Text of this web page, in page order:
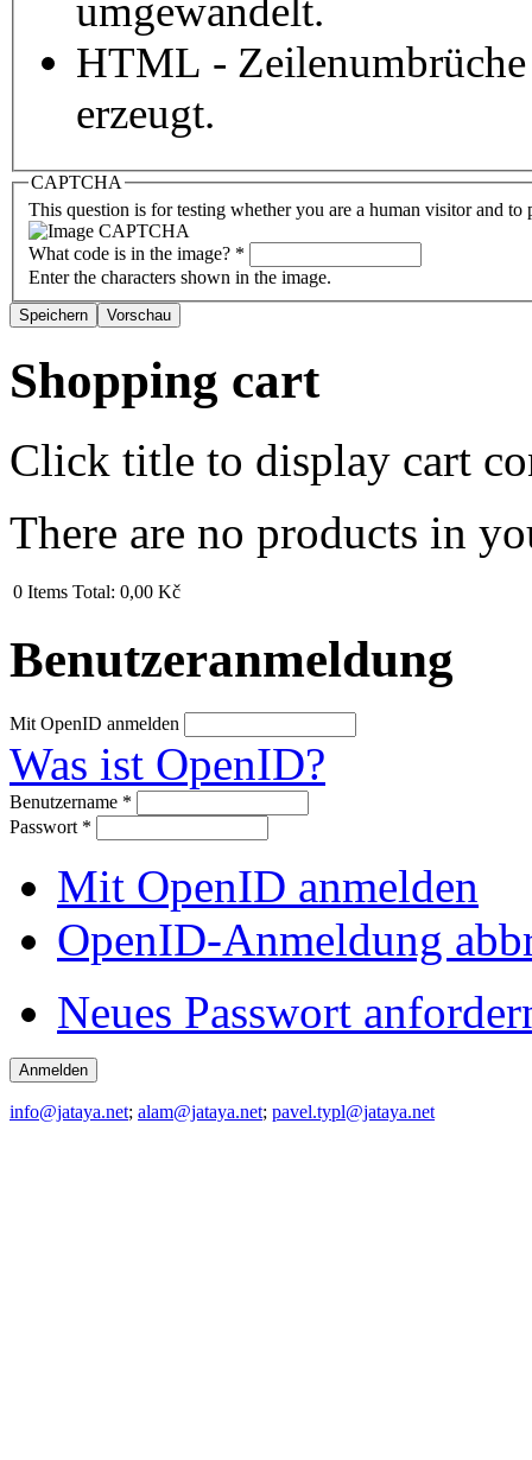
umgewandelt.
HTML - Zeilenumbrüche
erzeugt.
CAPTCHA
This question is for testing whether you are a human visitor and to
What code is in the image? *
Enter the characters shown in the image.
Shopping cart
Click title to display cart
There are no products in
0 Items Total: 0,00 Kč
Benutzeranmeldung
Mit OpenID anmelden
Was ist OpenID?
Benutzername *
Passwort *
Mit OpenID anmelden
OpenID-Anmeldung
Neues Passwort
info@jataya.net; alam@jataya.net; pavel.typl@jataya.net